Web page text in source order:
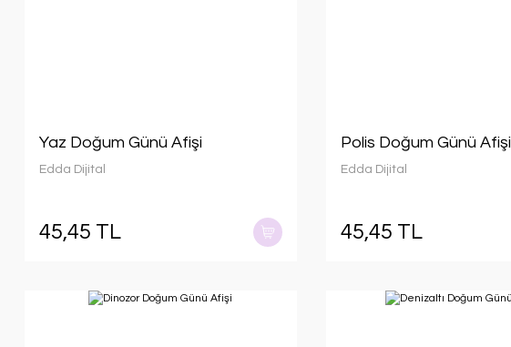
Yaz Doğum Günü Afişi
Edda Dijital
45,45 TL
Polis Doğum Günü Afişi
Edda Dijital
45,45 TL